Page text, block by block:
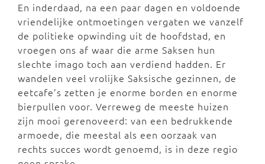
En inderdaad, na een paar dagen en voldoende
vriendelijke ontmoetingen vergaten we vanzelf
de politieke opwinding uit de hoofdstad, en
vroegen ons af waar die arme Saksen hun
slechte imago toch aan verdiend hadden. Er
wandelen veel vrolijke Saksische gezinnen, de
eetcafe’s zetten je enorme borden en enorme
bierpullen voor. Verreweg de meeste huizen
zijn mooi gerenoveerd: van een bedrukkende
armoede, die meestal als een oorzaak van
rechts succes wordt genoemd, is in deze regio